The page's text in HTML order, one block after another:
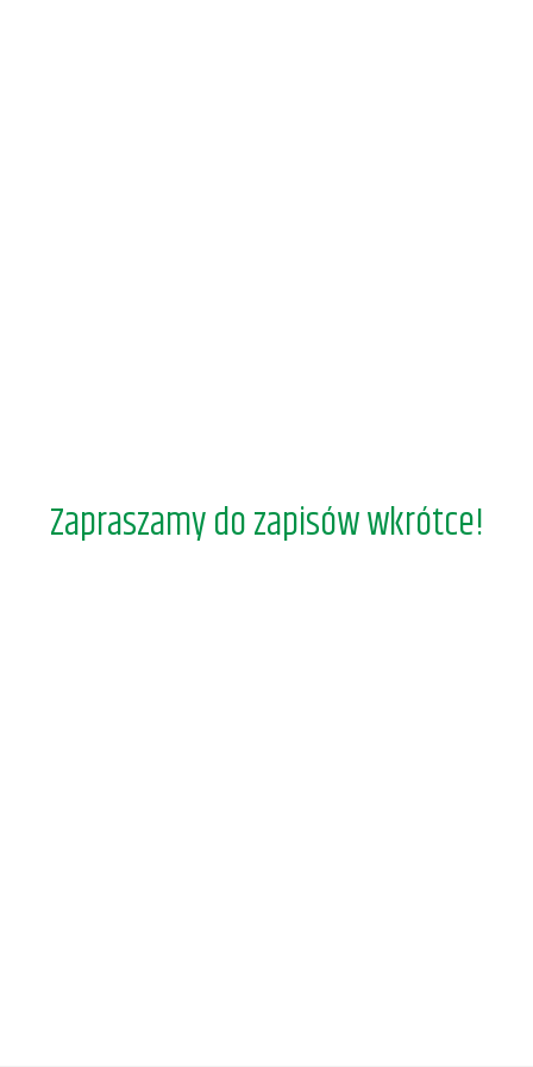
Zapraszamy do zapisów wkrótce!